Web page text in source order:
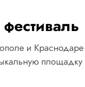
и Краснодаре
площадку